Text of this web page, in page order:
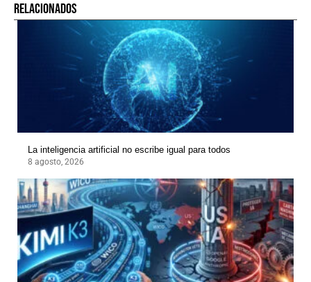
RELACIONADOS
La inteligencia artificial no escribe igual para todos
8 agosto, 2026